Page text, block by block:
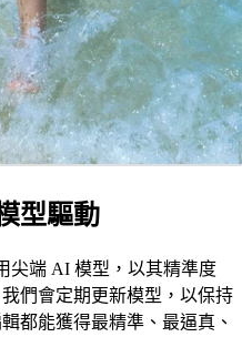
型驅動
尖端 AI 模型，以其精準度
們會定期更新模型，以保持
都能獲得最精準、最逼真、